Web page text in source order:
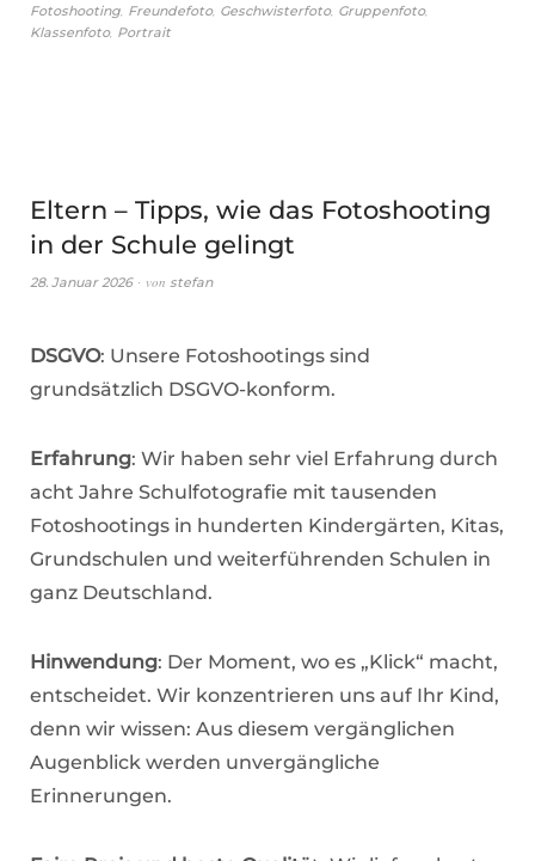
Fotoshooting, Freundefoto, Geschwisterfoto, Gruppenfoto,
Klassenfoto, Portrait
Eltern – Tipps, wie das Fotoshooting
in der Schule gelingt
28. Januar 2026 von stefan
DSGVO: Unsere Fotoshootings sind
grundsätzlich DSGVO-konform.
Erfahrung: Wir haben sehr viel Erfahrung durch
acht Jahre Schulfotografie mit tausenden
Fotoshootings in hunderten Kindergärten, Kitas,
Grundschulen und weiterführenden Schulen in
ganz Deutschland.
Hinwendung: Der Moment, wo es „Klick“ macht,
entscheidet. Wir konzentrieren uns auf Ihr Kind,
denn wir wissen: Aus diesem vergänglichen
Augenblick werden unvergängliche
Erinnerungen.